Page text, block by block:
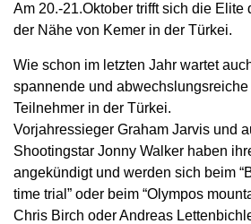
Am 20.-21.Oktober trifft sich die Elite
der Nähe von Kemer in der Türkei.
Wie schon im letzten Jahr wartet
spannende und
Teilnehmer in der Türkei.
Vorjahressieger Graham Jarvis und
Shootingstar Jonny Walker haben
angekündigt und werden sich beim
time trial” oder beim “Olympos
Chris Birch oder Andreas